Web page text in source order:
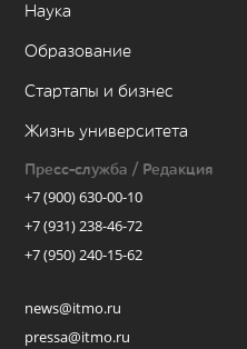
Наука
Образование
Стартапы и бизнес
Жизнь университета
Пресс-служба / Редакция
+7 (900) 630-00-10
+7 (931) 238-46-72
+7 (950) 240-15-62
news@itmo.ru
pressa@itmo.ru